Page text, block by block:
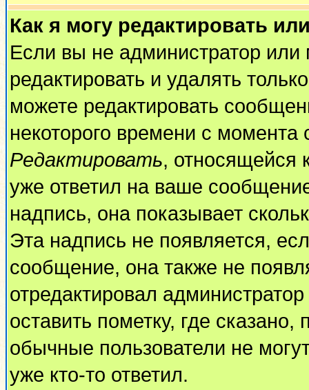
Как я могу редактировать
Если вы не администратор
редактировать и удалять
можете редактировать
некоторого времени с
Редактировать, относящейся
уже ответил на ваше
надпись, она показывает
Эта надпись не появляется,
сообщение, она также не
отредактировал
оставить пометку, где
обычные пользователи не
уже кто-то ответил.